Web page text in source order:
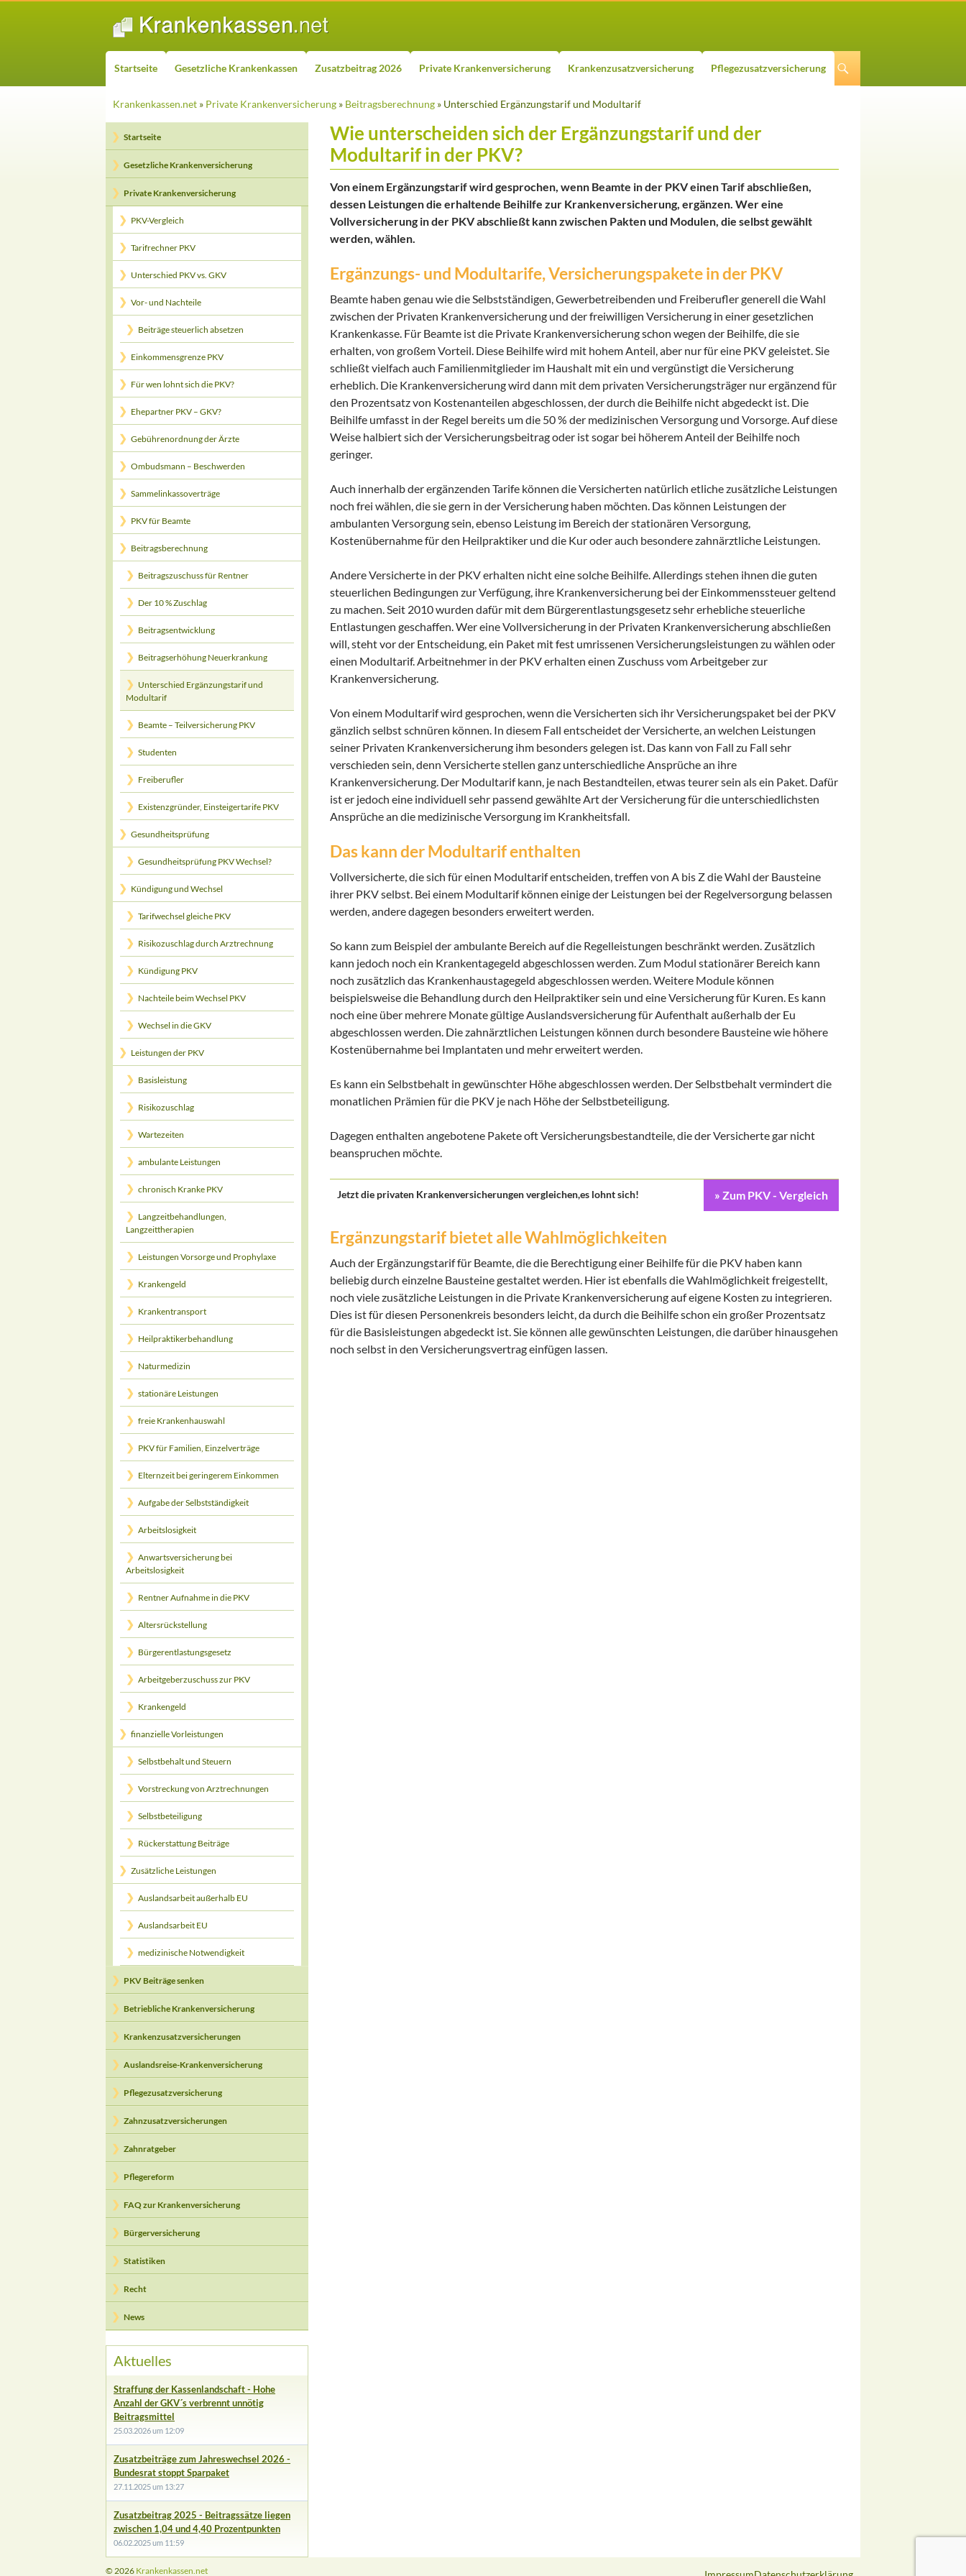
ZUM INHALT SPRINGEN
Startseite Gesetzliche Krankenkassen Zusatzbeitrag 2026 Private Krankenversicherung Krankenzusatzversicherung Pflegezusatzversicherung
Krankenkassen.net » Private Krankenversicherung » Beitragsberechnung » Unterschied Ergänzungstarif und Modultarif
Wie unterscheiden sich der Ergänzungstarif und der
Modultarif in der PKV?
Von einem Ergänzungstarif wird gesprochen, wenn Beamte in der PKV einen Tarif abschließen,
dessen Leistungen die erhaltende Beihilfe zur Krankenversicherung, ergänzen. Wer eine
Vollversicherung in der PKV abschließt kann zwischen Pakten und Modulen, die selbst gewählt
werden, wählen.
Ergänzungs- und Modultarife, Versicherungspakete in der PKV
Beamte haben genau wie die Selbstständigen, Gewerbetreibenden und Freiberufler generell die Wahl
zwischen der Privaten Krankenversicherung und der freiwilligen Versicherung in einer gesetzlichen
Krankenkasse. Für Beamte ist die Private Krankenversicherung schon wegen der Beihilfe, die sie
erhalten, von großem Vorteil. Diese Beihilfe wird mit hohem Anteil, aber nur für eine PKV geleistet. Sie
schließt vielfach auch Familienmitglieder im Haushalt mit ein und vergünstigt die Versicherung
erheblich. Die Krankenversicherung wird dann mit dem privaten Versicherungsträger nur ergänzend für
den Prozentsatz von Kostenanteilen abgeschlossen, der durch die Beihilfe nicht abgedeckt ist. Die
Beihilfe umfasst in der Regel bereits um die 50 % der medizinischen Versorgung und Vorsorge. Auf diese
Weise halbiert sich der Versicherungsbeitrag oder ist sogar bei höherem Anteil der Beihilfe noch
geringer.
Auch innerhalb der ergänzenden Tarife können die Versicherten natürlich etliche zusätzliche Leistungen
noch frei wählen, die sie gern in der Versicherung haben möchten. Das können Leistungen der
ambulanten Versorgung sein, ebenso Leistung im Bereich der stationären Versorgung,
Kostenübernahme für den Heilpraktiker und die Kur oder auch besondere zahnärztliche Leistungen.
Andere Versicherte in der PKV erhalten nicht eine solche Beihilfe. Allerdings stehen ihnen die guten
steuerlichen Bedingungen zur Verfügung, ihre Krankenversicherung bei der Einkommenssteuer geltend
zu machen. Seit 2010 wurden dafür mit dem Bürgerentlastungsgesetz sehr erhebliche steuerliche
Entlastungen geschaffen. Wer eine Vollversicherung in der Privaten Krankenversicherung abschließen
will, steht vor der Entscheidung, ein Paket mit fest umrissenen Versicherungsleistungen zu wählen oder
einen Modultarif. Arbeitnehmer in der PKV erhalten einen Zuschuss vom Arbeitgeber zur
Krankenversicherung.
Von einem Modultarif wird gesprochen, wenn die Versicherten sich ihr Versicherungspaket bei der PKV
gänzlich selbst schnüren können. In diesem Fall entscheidet der Versicherte, an welchen Leistungen
seiner Privaten Krankenversicherung ihm besonders gelegen ist. Das kann von Fall zu Fall sehr
verschieden sein, denn Versicherte stellen ganz unterschiedliche Ansprüche an ihre
Krankenversicherung. Der Modultarif kann, je nach Bestandteilen, etwas teurer sein als ein Paket. Dafür
ist er jedoch eine individuell sehr passend gewählte Art der Versicherung für die unterschiedlichsten
Ansprüche an die medizinische Versorgung im Krankheitsfall.
Das kann der Modultarif enthalten
Vollversicherte, die sich für einen Modultarif entscheiden, treffen von A bis Z die Wahl der Bausteine
ihrer PKV selbst. Bei einem Modultarif können einige der Leistungen bei der Regelversorgung belassen
werden, andere dagegen besonders erweitert werden.
So kann zum Beispiel der ambulante Bereich auf die Regelleistungen beschränkt werden. Zusätzlich
kann jedoch noch ein Krankentagegeld abgeschlossen werden. Zum Modul stationärer Bereich kann
noch zusätzlich das Krankenhaustagegeld abgeschlossen werden. Weitere Module können
beispielsweise die Behandlung durch den Heilpraktiker sein und eine Versicherung für Kuren. Es kann
noch eine über mehrere Monate gültige Auslandsversicherung für Aufenthalt außerhalb der Eu
abgeschlossen werden. Die zahnärztlichen Leistungen können durch besondere Bausteine wie höhere
Kostenübernahme bei Implantaten und mehr erweitert werden.
Es kann ein Selbstbehalt in gewünschter Höhe abgeschlossen werden. Der Selbstbehalt vermindert die
monatlichen Prämien für die PKV je nach Höhe der Selbstbeteiligung.
Dagegen enthalten angebotene Pakete oft Versicherungsbestandteile, die der Versicherte gar nicht
beanspruchen möchte.
Jetzt die privaten Krankenversicherungen vergleichen,es lohnt sich! » Zum PKV - Vergleich
Ergänzungstarif bietet alle Wahlmöglichkeiten
Auch der Ergänzungstarif für Beamte, die die Berechtigung einer Beihilfe für die PKV haben kann
beliebig durch einzelne Bausteine gestaltet werden. Hier ist ebenfalls die Wahlmöglichkeit freigestellt,
noch viele zusätzliche Leistungen in die Private Krankenversicherung auf eigene Kosten zu integrieren.
Dies ist für diesen Personenkreis besonders leicht, da durch die Beihilfe schon ein großer Prozentsatz
für die Basisleistungen abgedeckt ist. Sie können alle gewünschten Leistungen, die darüber hinausgehen
noch selbst in den Versicherungsvertrag einfügen lassen.
Startseite
Gesetzliche Krankenversicherung
Private Krankenversicherung
PKV-Vergleich
Tarifrechner PKV
Unterschied PKV vs. GKV
Vor- und Nachteile
Beiträge steuerlich absetzen
Einkommensgrenze PKV
Für wen lohnt sich die PKV?
Ehepartner PKV – GKV?
Gebührenordnung der Ärzte
Ombudsmann – Beschwerden
Sammelinkassoverträge
PKV für Beamte
Beitragsberechnung
Beitragszuschuss für Rentner
Der 10 % Zuschlag
Beitragsentwicklung
Beitragserhöhung Neuerkrankung
Unterschied Ergänzungstarif und
Modultarif
Beamte – Teilversicherung PKV
Studenten
Freiberufler
Existenzgründer, Einsteigertarife PKV
Gesundheitsprüfung
Gesundheitsprüfung PKV Wechsel?
Kündigung und Wechsel
Tarifwechsel gleiche PKV
Risikozuschlag durch Arztrechnung
Kündigung PKV
Nachteile beim Wechsel PKV
Wechsel in die GKV
Leistungen der PKV
Basisleistung
Risikozuschlag
Wartezeiten
ambulante Leistungen
chronisch Kranke PKV
Langzeitbehandlungen,
Langzeittherapien
Leistungen Vorsorge und Prophylaxe
Krankengeld
Krankentransport
Heilpraktikerbehandlung
Naturmedizin
stationäre Leistungen
freie Krankenhauswahl
PKV für Familien, Einzelverträge
Elternzeit bei geringerem Einkommen
Aufgabe der Selbstständigkeit
Arbeitslosigkeit
Anwartsversicherung bei
Arbeitslosigkeit
Rentner Aufnahme in die PKV
Altersrückstellung
Bürgerentlastungsgesetz
Arbeitgeberzuschuss zur PKV
Krankengeld
finanzielle Vorleistungen
Selbstbehalt und Steuern
Vorstreckung von Arztrechnungen
Selbstbeteiligung
Rückerstattung Beiträge
Zusätzliche Leistungen
Auslandsarbeit außerhalb EU
Auslandsarbeit EU
medizinische Notwendigkeit
PKV Beiträge senken
Betriebliche Krankenversicherung
Krankenzusatzversicherungen
Auslandsreise-Krankenversicherung
Pflegezusatzversicherung
Zahnzusatzversicherungen
Zahnratgeber
Pflegereform
FAQ zur Krankenversicherung
Bürgerversicherung
Statistiken
Recht
News
Aktuelles
Straffung der Kassenlandschaft - Hohe
Anzahl der GKV´s verbrennt unnötig
Beitragsmittel
25.03.2026 um 12:09
Zusatzbeiträge zum Jahreswechsel 2026 -
Bundesrat stoppt Sparpaket
27.11.2025 um 13:27
Zusatzbeitrag 2025 - Beitragssätze liegen
zwischen 1,04 und 4,40 Prozentpunkten
06.02.2025 um 11:59
© 2026 Krankenkassen.net